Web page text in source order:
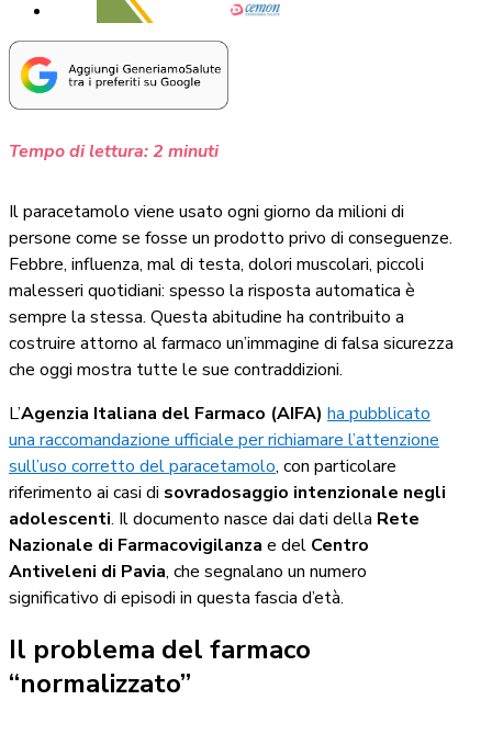
Tempo di lettura:2 minuti
Il paracetamolo viene usato ogni giorno da milioni di
persone come se fosse un prodotto privo di conseguenze.
Febbre, influenza, mal di testa, dolori muscolari, piccoli
malesseri quotidiani: spesso la risposta automatica è
sempre la stessa. Questa abitudine ha contribuito a
costruire attorno al farmaco un’immagine di falsa sicurezza
che oggi mostra tutte le sue contraddizioni.
L’Agenzia Italiana del Farmaco (AIFA) ha pubblicato
una raccomandazione ufficiale per richiamare l’attenzione
sull’uso corretto del paracetamolo, con particolare
riferimento ai casi di sovradosaggio intenzionale negli
adolescenti. Il documento nasce dai dati della Rete
Nazionale di Farmacovigilanza e del Centro
Antiveleni di Pavia, che segnalano un numero
significativo di episodi in questa fascia d’età.
Il problema del farmaco
“normalizzato”